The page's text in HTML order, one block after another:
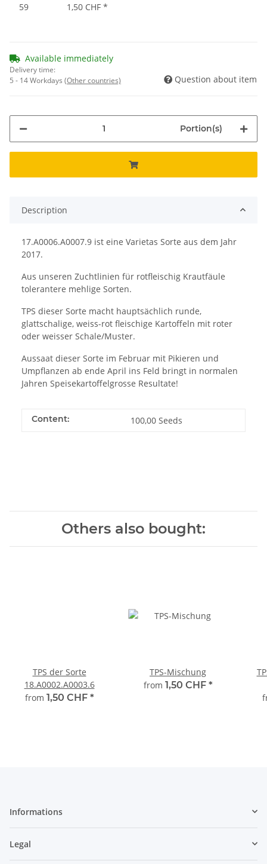
59
1,50 CHF *
Available immediately
Delivery time:
5 - 14 Workdays (Other countries) Question about item
Portion(s)
Description
17.A0006.A0007.9 ist eine Varietas Sorte aus dem Jahr
2017.
Aus unseren Zuchtlinien für rotfleischig Krautfäule
tolerantere mehlige Sorten.
TPS dieser Sorte macht hauptsächlich runde,
glattschalige, weiss-rot fleischige Kartoffeln mit roter
oder weisser Schale/Muster.
Aussaat dieser Sorte im Februar mit Pikieren und
Umpflanzen ab ende April ins Feld bringt in normalen
Jahren Speisekartoffelgrosse Resultate!
Content: 100,00 Seeds
Others also bought:
TPS der Sorte
18.A0002.A0003.6
from 1,50 CHF *
TPS-Mischung
from 1,50 CHF *
Informations
Legal